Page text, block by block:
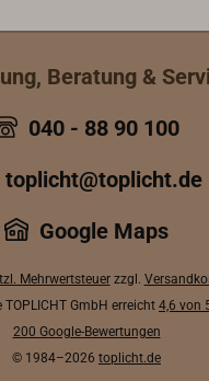
Beratung &
040 - 88 90 100
toplicht@toplicht.de
Google Maps
Mehrwertsteuerzzgl.
GmbH erreicht 4,6 von
200 Google-Bewertungen
© 1984–2026 toplicht.de